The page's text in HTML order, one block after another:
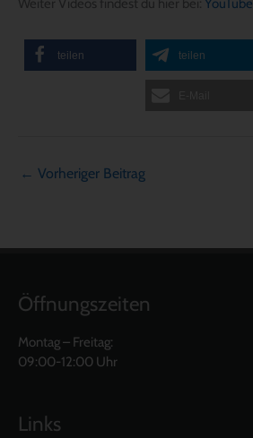
Weiter Videos findest du hier bei: YouTube
teilen teilen
← Vorheriger Beitrag
Öffnungszeiten
Montag – Freitag:
09:00-12:00 Uhr
Links